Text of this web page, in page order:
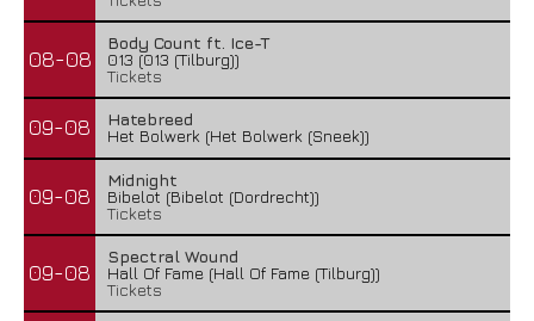
08-08
Body Count ft. Ice-T
013 (013 (Tilburg))
Tickets
09-08
Hatebreed
Het Bolwerk (Het Bolwerk (Sneek))
09-08
Midnight
Bibelot (Bibelot (Dordrecht))
Tickets
09-08
Spectral Wound
Hall Of Fame (Hall Of Fame (Tilburg))
Tickets